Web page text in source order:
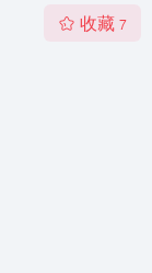
收藏 7